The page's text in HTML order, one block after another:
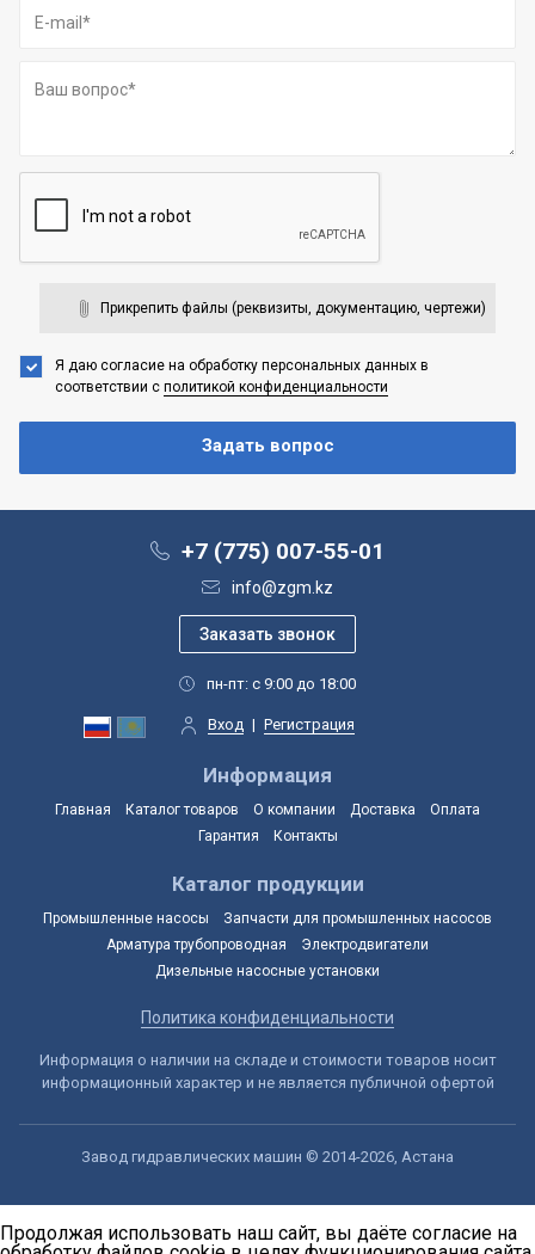
Прикрепить файлы (реквизиты, документацию, чертежи)
Я даю согласие на обработку персональных данных в
соответствии с политикой конфиденциальности
+7 (775) 007-55-01
info@zgm.kz
пн-пт: с 9:00 до 18:00
Вход | Регистрация
Информация
Главная Каталог товаров О компании Доставка
Оплата
Гарантия
Контакты
Каталог продукции
Промышленные насосы
Запчасти для промышленных насосов
Арматура трубопроводная
Электродвигатели
Дизельные насосные установки
Политика конфиденциальности
Информация о наличии на складе и стоимости товаров носит
информационный характер и не является публичной офертой
Завод гидравлических машин © 2014-2026, Астана
Продолжая использовать наш сайт, вы даёте согласие на